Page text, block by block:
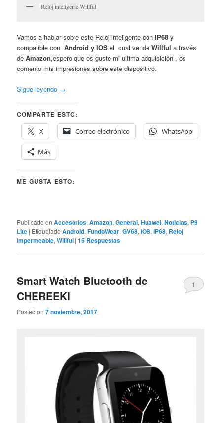
Reloj inteligente Willful
Vamos a hablar sobre este Reloj inteligente conIP68 y
compatible con Android y IOS el cual vendeWillfula través
deAmazon,espero que os guste mi ultima adquisición , os
comento mis impresiones sobre este dispositivo.
Sigue leyendo →
COMPARTE ESTO:
X
Correo electrónico WhatsApp
Más
ME GUSTA ESTO:
Publicado en Accesorios,Amazon,General,Huawei,Noticias, P9
Lite | Etiquetado Android,FundoWear,GV68,iOS,IP68, Reloj
impermeable,Willful |15 Respuestas
Smart Watch Bluetooth de
CHEREEKI
Posted on7 noviembre, 2017
1